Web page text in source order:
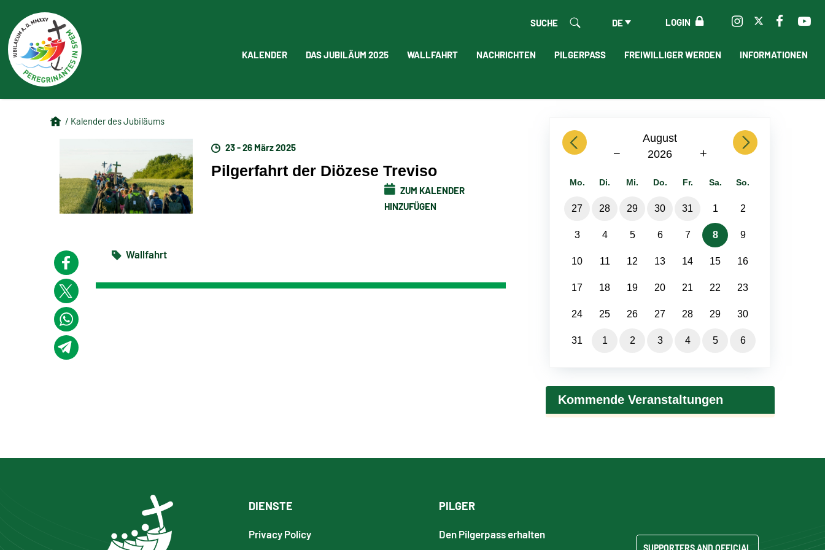
LOGIN
DE
SUCHE
KALENDER DAS JUBILÄUM 2025 WALLFAHRT NACHRICHTEN PILGERPASS FREIWILLIGER WERDEN INFORMATIONEN
/ Kalender des Jubiläums
23 - 26 März 2025
Pilgerfahrt der Diözese Treviso
ZUM KALENDER
HINZUFÜGEN
Wallfahrt
previous
August
2026
− +
next
Mo. Di. Mi. Do. Fr. Sa. So.
27 28 29 30 31 1 2
3 4 5 6 7 8 9
10 11 12 13 14 15 16
17 18 19 20 21 22 23
24 25 26 27 28 29 30
31 1 2 3 4 5 6
Kommende Veranstaltungen
DIENSTE
Privacy Policy
PILGER
Den Pilgerpass erhalten
SUPPORTERS AND OFFICIAL